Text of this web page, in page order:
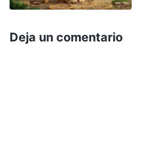
Deja un comentario